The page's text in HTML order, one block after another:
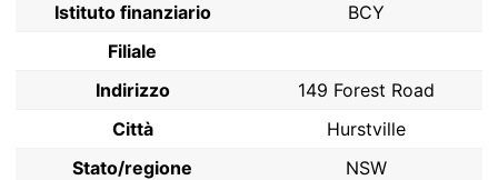
Istituto finanziario
BCY
Filiale
Indirizzo
149 Forest Road
Città
Hurstville
Stato/regione
NSW